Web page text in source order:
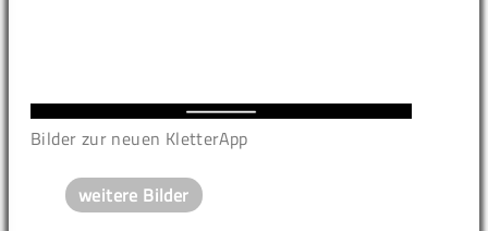
Bilder zur neuen KletterApp
weitere Bilder